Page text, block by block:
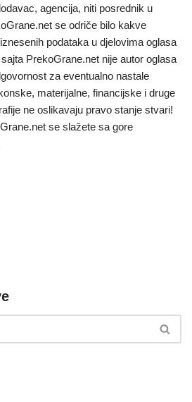
agencija, niti posrednik u
se odriče bilo kakve
podataka u djelovima oglasa
PrekoGrane.net nije autor oglasa
za eventualno nastale
materijalne, financijske i druge
ne oslikavaju pravo stanje stvari!
se slažete sa gore